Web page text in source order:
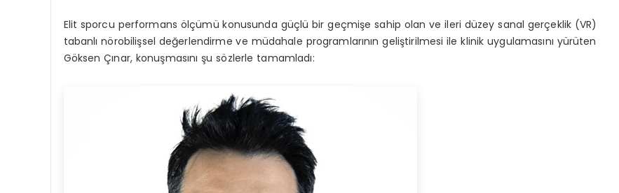
Elit sporcu performans ölçümü konusunda güçlü bir geçmişe sahip olan ve ileri düzey sanal gerçeklik (VR)
tabanlı nörobilişsel değerlendirme ve müdahale programlarının geliştirilmesi ile klinik uygulamasını yürüten
Göksen Çınar, konuşmasını şu sözlerle tamamladı: